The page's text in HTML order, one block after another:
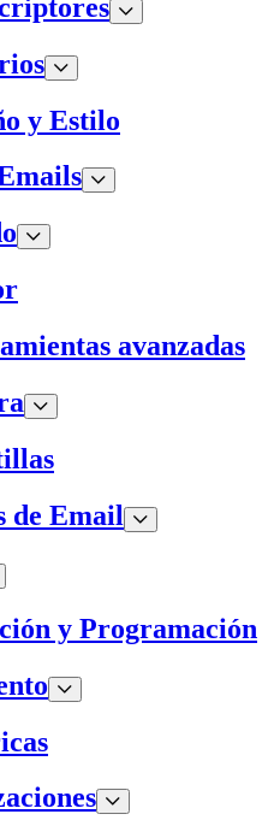
y Estilo
avanzadas
de Email
y Programación